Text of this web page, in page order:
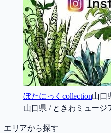
ぼたにっくcollection山口
山口県 / ときわミュージ
エリアから探す